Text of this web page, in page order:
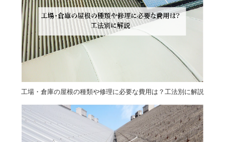
工場・倉庫の屋根の種類や修理に必要な費用は？工法別に解説